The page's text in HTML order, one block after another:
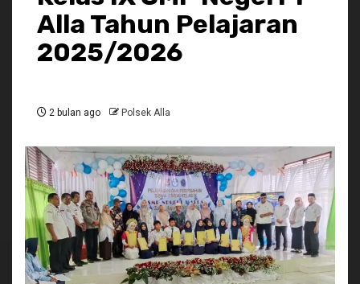
Alla Tahun Pelajaran
2025/2026
2 bulan ago Polsek Alla